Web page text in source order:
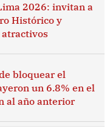
2026: invitan a
Histórico y
bloquear el
un 6.8% en el
al año anterior